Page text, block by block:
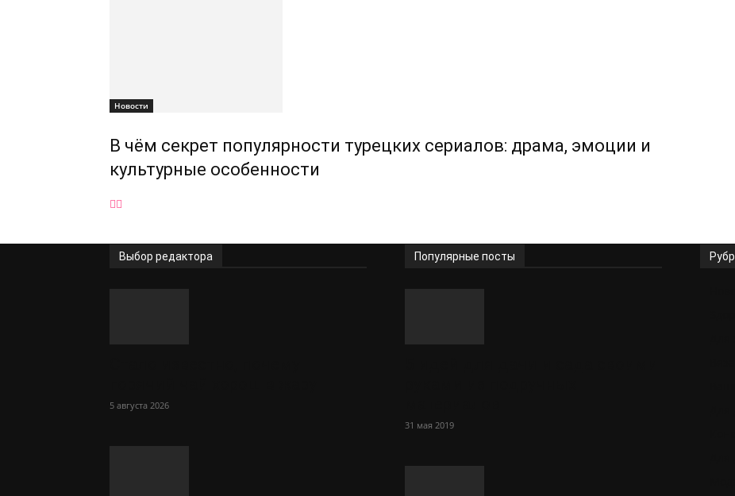
Новости
В чём секрет популярности турецких сериалов: драма, эмоции и
культурные особенности
Выбор редактора
5 августа 2026
Популярные посты
31 мая 2019